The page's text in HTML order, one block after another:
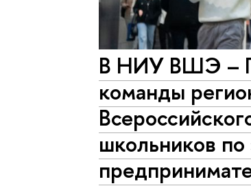
В НИУ ВШЭ –
команды
школьников